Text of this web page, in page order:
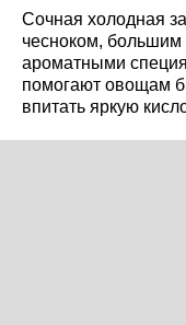
Сочная холодная
чесноком, большим
ароматными
помогают овощам
впитать яркую